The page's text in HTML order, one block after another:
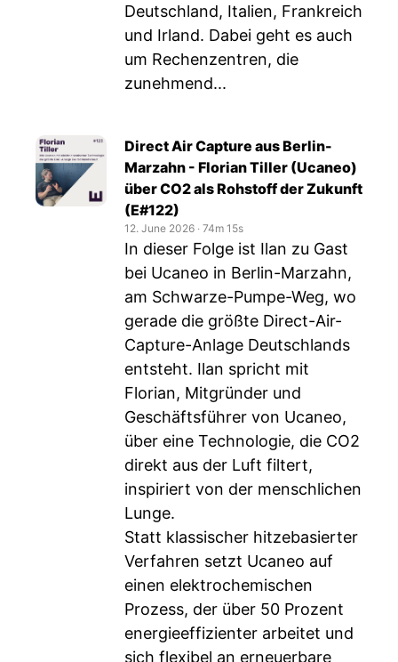
Deutschland, Italien, Frankreich
und Irland. Dabei geht es auch
um Rechenzentren, die
zunehmend...
Direct Air Capture aus Berlin-
Marzahn - Florian Tiller (Ucaneo)
über CO2 als Rohstoff der Zukunft
(E#122)
12. June 2026 ‧ 74m 15s
In dieser Folge ist Ilan zu Gast
bei Ucaneo in Berlin-Marzahn,
am Schwarze-Pumpe-Weg, wo
gerade die größte Direct-Air-
Capture-Anlage Deutschlands
entsteht. Ilan spricht mit
Florian, Mitgründer und
Geschäftsführer von Ucaneo,
über eine Technologie, die CO2
direkt aus der Luft filtert,
inspiriert von der menschlichen
Lunge.
Statt klassischer hitzebasierter
Verfahren setzt Ucaneo auf
einen elektrochemischen
Prozess, der über 50 Prozent
energieeffizienter arbeitet und
sich flexibel an erneuerbare